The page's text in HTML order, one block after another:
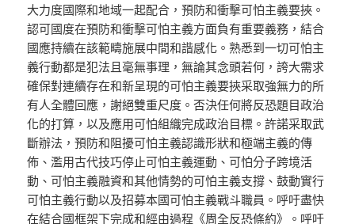
大力度國際和地域一起配合，預防和衝擊可怕主義要挾。
認可國度在預防和衝擊可怕主義方面負有重要義務，結合
國應持續在該範疇施展中間和諧感化。熟悉到一切可怕主
義行動都是犯法且毫無事理，無論其念頭若何，誇大需求
確保對連續存在和新呈現的可怕主義要挾采取強無力的所
有人全體回應，謝絕雙重尺度。否決任何將反恐題目政治
化的打算，以及應用可怕組織完成政治目標。許諾采取武
斷辦法，預防和阻擾可怕主義認識形狀和極端主義的傳
佈、濫用古代技巧停止可怕主義運動、可怕分子跨境活
動、可怕主義融資和其他情勢的可怕主義支撐、鼓動實行
可怕主義行動以及招募本國可怕主義戰斗職員。呼吁盡快
在結合國框架下完成和經由過程《周全反恐條約》。呼吁